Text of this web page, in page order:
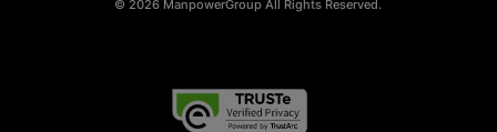
© 2026 ManpowerGroup All Rights Reserved.